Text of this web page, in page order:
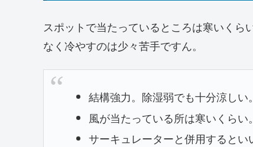
スポットで当たっているところは寒いく
なく冷やすのは少々苦手ですん。
結構強力。除湿弱でも十分涼しい。
風が当たっている所は寒いくらい。
サーキュレーターと併用するとい